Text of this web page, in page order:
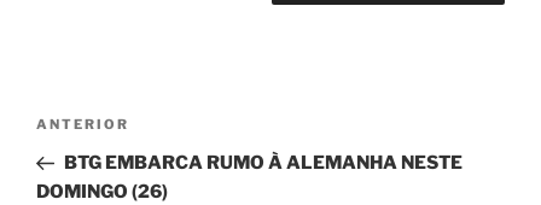
Navegação
Post
Post
anterior
ANTERIOR
BTG EMBARCA RUMO À ALEMANHA NESTE
DOMINGO (26)